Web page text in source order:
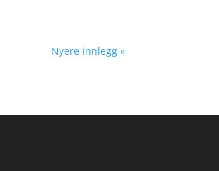
Nyere innlegg »